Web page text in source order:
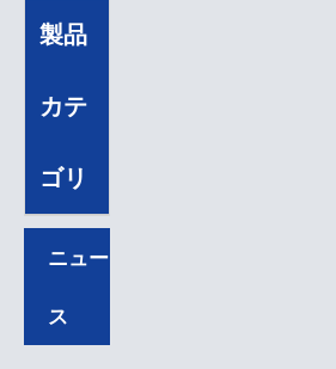
製品
カテ
ゴリ
ニュー
ス